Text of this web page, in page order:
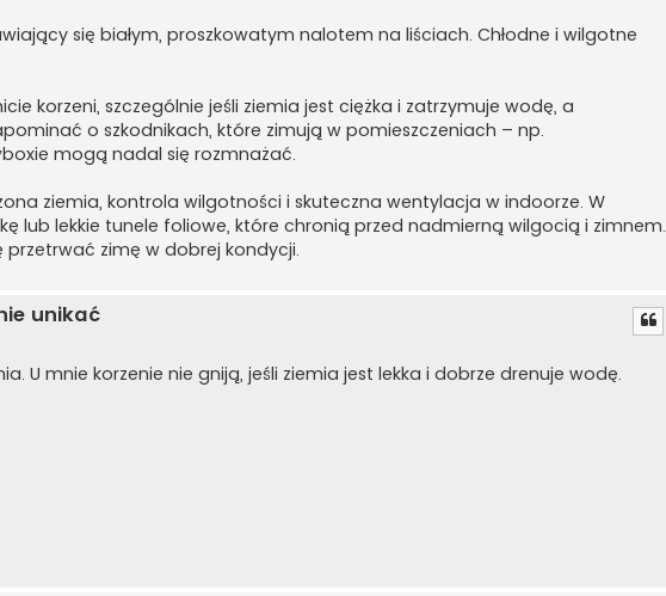
się białym, proszkowatym nalotem na liściach. Chłodne i wilgotne
korzeni, szczególnie jeśli ziemia jest ciężka i zatrzymuje wodę, a
o szkodnikach, które zimują w pomieszczeniach – np.
mogą nadal się rozmnażać.
ziemia, kontrola wilgotności i skuteczna wentylacja w indoorze. W
lub lekkie tunele foliowe, które chronią przed nadmierną wilgocią i zimnem.
zimę w dobrej kondycji.
unikać
U mnie korzenie nie gniją, jeśli ziemia jest lekka i dobrze drenuje wodę.